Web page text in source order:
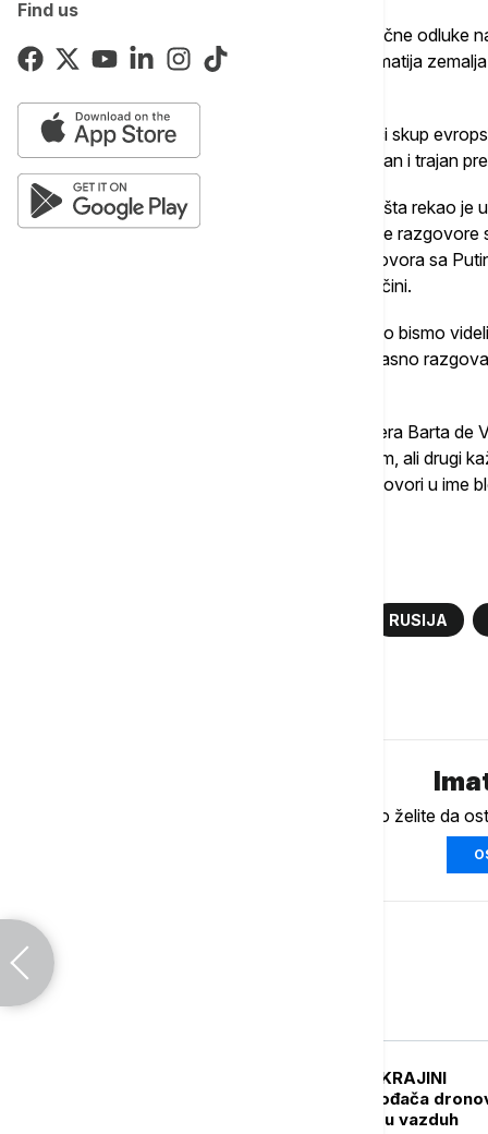
Find us
Izvor je naveo da ne treba očekivati praktične odluke
razgovori nastaviti na skupu šefova diplomatija
Diplomata je odbio da komentariše mogući skup
“očigledan“ preduslov za Brisel “neposredan i trajan
Predsednik Evropskog saveta Antonio Košta rekao je
lideri Evropske unije pripremaju potencijalne
ističući da "postoji potencijal" da EU pregovora sa
predsednika Volodimira Zelenskog da to učini.
"Razgovaram sa 27 lidera zemalja EU kako bismo
identifikujemo šta nam je potrebno da efikasno
Neki lideri EU, uključujući belgijskog premijera Barta
otvaranja kanala za razgovore sa Kremljem, ali drugi
tome ko bi trebalo da bude imenovan da govori u ime
RUSIJA
Ukoliko želite da
Automobil proizvođača
"Vampira" dignut u vazduh